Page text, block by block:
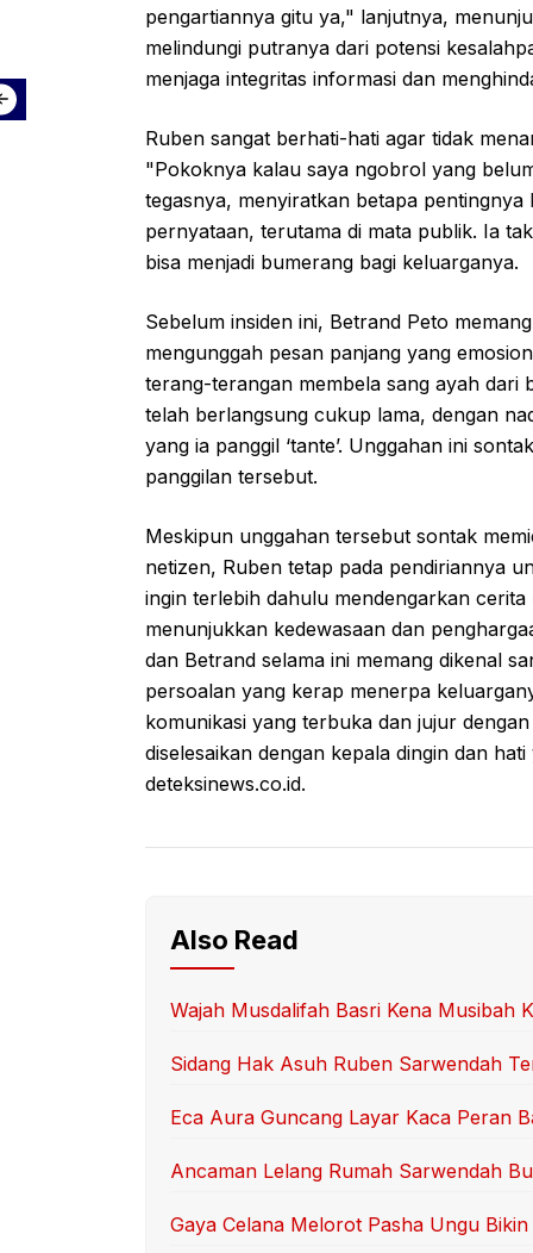
pengartiannya gitu ya," lanjutnya,
melindungi putranya dari potensi
menjaga integritas informasi dan
Ruben sangat berhati-hati agar tidak
"Pokoknya kalau saya ngobrol yang
tegasnya, menyiratkan betapa
pernyataan, terutama di mata publik. Ia
bisa menjadi bumerang bagi keluarganya.
Sebelum insiden ini, Betrand Peto
mengunggah pesan panjang yang
terang-terangan membela sang ayah dari
telah berlangsung cukup lama, dengan
yang ia panggil ‘tante’. Unggahan ini
panggilan tersebut.
Meskipun unggahan tersebut sontak
netizen, Ruben tetap pada pendiriannya
ingin terlebih dahulu mendengarkan
menunjukkan kedewasaan dan
dan Betrand selama ini memang dikenal
persoalan yang kerap menerpa
komunikasi yang terbuka dan jujur
diselesaikan dengan kepala dingin dan
deteksinews.co.id.
Also Read
Wajah Musdalifah Basri Kena Musibah
Sidang Hak Asuh Ruben Sarwendah
Eca Aura Guncang Layar Kaca Peran
Ancaman Lelang Rumah Sarwendah
Gaya Celana Melorot Pasha Ungu Bikin